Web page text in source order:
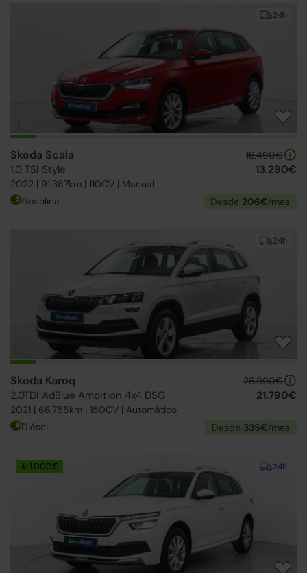
24h
Skoda Scala
1.0 TSI Style
2022 | 91.367km | 110CV | Manual
16.490€
13.290€
Gasolina Desde 206€/mes
24h
Skoda Karoq
2.0TDI AdBlue Ambition 4x4 DSG
2021 | 66.755km | 150CV | Automático
26.990€
21.790€
Diésel Desde 335€/mes
24h
↓ 1.000€